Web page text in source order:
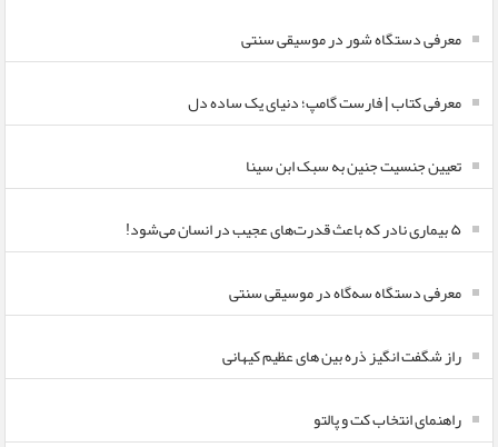
معرفی دستگاه شور در موسیقی سنتی
معرفی کتاب | فارست گامپ؛ دنیای یک ساده دل
تعیین جنسیت جنین به سبک ابن سینا
۵ بیماری نادر که باعث قدرت‌های عجیب در انسان می‌شود!
معرفی دستگاه سه‌گاه در موسیقی سنتی
راز شگفت انگیز ذره بین های عظیم کیهانی
راهنمای انتخاب کت و پالتو